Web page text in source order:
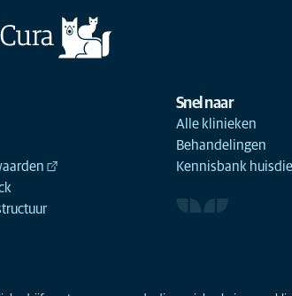
Snel naar
Alle klinieken
Behandelingen
Kennisbank